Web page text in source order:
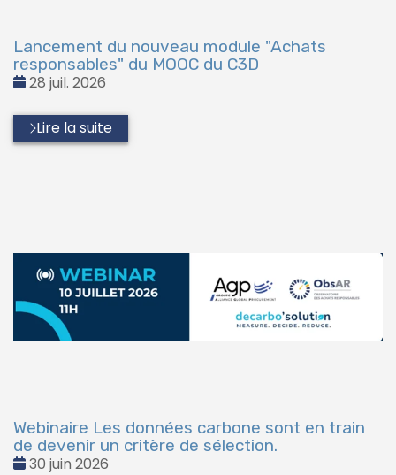
Lancement du nouveau module "Achats
responsables" du MOOC du C3D
Date
28 juil. 2026
Lire la suite
Webinaire Les données carbone sont en train
de devenir un critère de sélection.
Date
30 juin 2026